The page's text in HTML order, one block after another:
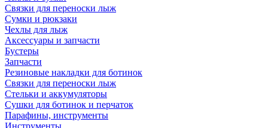
Связки для переноски лыж
Сумки и рюкзаки
Чехлы для лыж
Аксессуары и запчасти
Бустеры
Запчасти
Резиновые накладки для ботинок
Связки для переноски лыж
Стельки и аккумуляторы
Сушки для ботинок и перчаток
Парафины, инструменты
Инструменты